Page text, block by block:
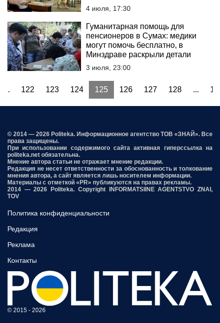
4 июля, 17:30
Гуманитарная помощь для
пенсионеров в Сумах: медики
могут помочь бесплатно, в
Минздраве раскрыли детали
3 июля, 23:00
... 122 123 124 125 126 127 128 ...
© 2014 — 2026 Politeka. Информационное агентство ТОВ «ЗНАЙ». Все
права защищены.
При использовании содержимого сайта активная гиперссылка на
politeka.net обязательна.
Мнение автора статьи не отражает мнение редакции.
Редакция не несет ответственности за обоснованность и толкование
мнения автора, а сайт является лишь носителем информации.
Материалы с отметкой «PR» публикуются на правах рекламы.
2014 — 2026 Politeka. Copyright INFORMATSIINE AGENTSTVO ZNAI,
TOV
Политика конфиденциальности
Редакция
Реклама
Контакты
© 2015 - 2026